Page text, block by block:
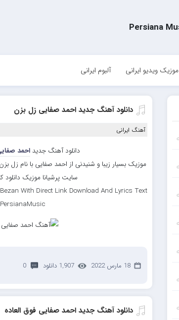
موزیک ویدیو ایرانی آلبوم ایرانی
دانلود آهنگ جدید احمد صفایی زل بزن
آهنگ ایرانی
دانلود آهنگ جدید احمد
موزیک بسیار زیبا و شنیدنی از احمد صفایی با نام زل
سایت پرشیانا موزیک دانلود
With Direct Link Download And Lyrics Text
18 مارس 2022 1,907 دانلود 0
دانلود آهنگ جدید احمد صفایی فوق العاده